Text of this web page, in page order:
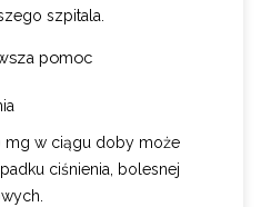
szpitala.
pomoc
mg w ciągu doby może
ciśnienia, bolesnej